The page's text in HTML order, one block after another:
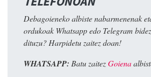
Debagoieneko albiste nabarmenenak
ordukoak Whatsapp edo Telegram
dituzu? Harpidetu zaitez doan!
WHATSAPP: Batu zaitezGoiena